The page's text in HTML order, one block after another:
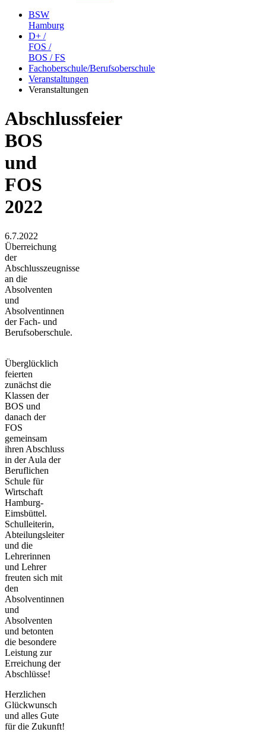
BSW
Hamburg
D+ /
FOS /
BOS / FS
Fachoberschule/Berufsoberschule
Veranstaltungen
Veranstaltungen
Abschlussfeier
BOS
und
FOS
2022
6.7.2022
Überreichung
der
Abschlusszeugnisse
an die
Absolventen
und
Absolventinnen
der Fach- und
Berufsoberschule.
Überglücklich
feierten
zunächst die
Klassen der
BOS und
danach der
FOS
gemeinsam
ihren Abschluss
in der Aula der
Beruflichen
Schule für
Wirtschaft
Hamburg-
Eimsbüttel.
Schulleiterin,
Abteilungsleiter
und die
Lehrerinnen
und Lehrer
freuten sich mit
den
Absolventinnen
und
Absolventen
und betonten
die besondere
Leistung zur
Erreichung der
Abschlüsse!
Herzlichen
Glückwunsch
und alles Gute
für die Zukunft!